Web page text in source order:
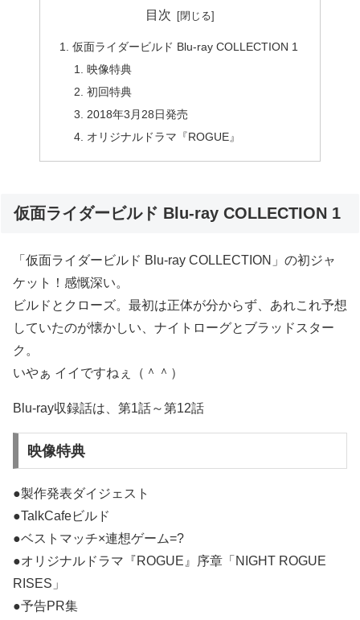
目次
仮面ライダービルド Blu-ray COLLECTION 1
映像特典
初回特典
2018年3月28日発売
オリジナルドラマ『ROGUE』
仮面ライダービルド Blu-ray COLLECTION 1
「仮面ライダービルド Blu-ray COLLECTION」の初ジャ
ケット！感慨深い。
ビルドとクローズ。最初は正体が分からず、あれこれ予想
していたのが懐かしい、ナイトローグとブラッドスター
ク。
いやぁ イイですねぇ（＾＾）
Blu-ray収録話は、第1話～第12話
映像特典
●製作発表ダイジェスト
●TalkCafeビルド
●ベストマッチ×連想ゲーム=?
●オリジナルドラマ『ROGUE』序章「NIGHT ROGUE
RISES」
●予告PR集